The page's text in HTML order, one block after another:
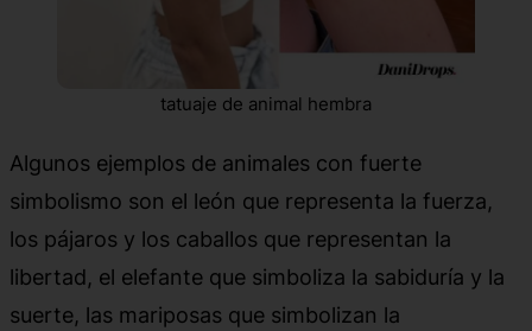
tatuaje de animal hembra
Algunos ejemplos de animales con fuerte
simbolismo son el león que representa la fuerza,
los pájaros y los caballos que representan la
libertad, el elefante que simboliza la sabiduría y la
suerte, las mariposas que simbolizan la